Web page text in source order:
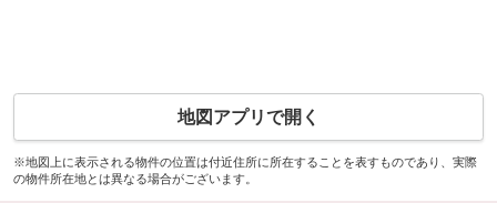
地図アプリで開く
※地図上に表示される物件の位置は付近住所に所在することを表すものであり、実際
の物件所在地とは異なる場合がございます。